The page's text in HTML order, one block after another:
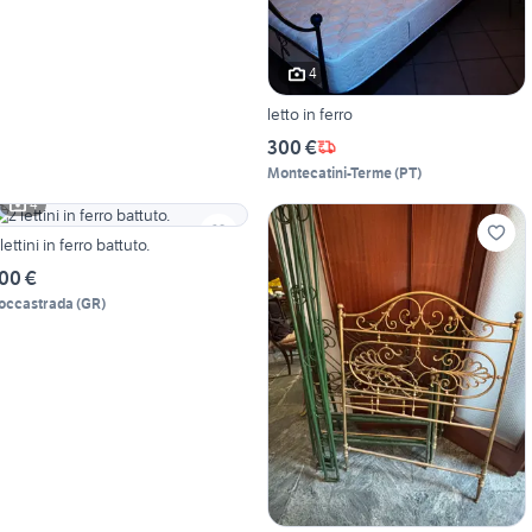
4
letto in ferro
300 €
Montecatini-Terme(PT)
4
in ferro battuto.
€
(GR)